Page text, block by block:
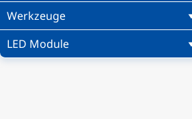
Werkzeuge
LED Module